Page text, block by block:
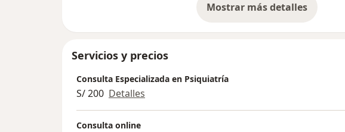
Mostrar más detalles
sobre la experiencia
Servicios y precios
Consulta Especializada en Psiquiatría
S/ 200 Detalles
Consulta online